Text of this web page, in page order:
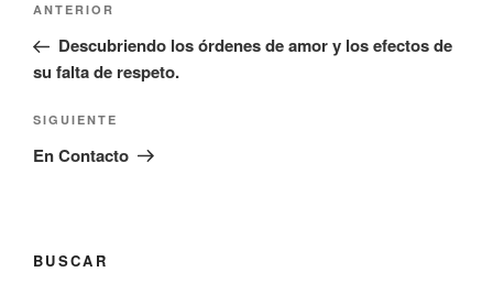
ANTERIOR
Descubriendo los órdenes de amor y los efectos de
su falta de respeto.
SIGUIENTE
En Contacto
BUSCAR